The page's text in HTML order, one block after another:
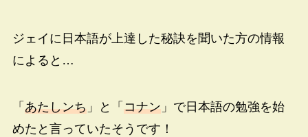
ジェイに日本語が上達した秘訣を聞いた方の情報
によると…
「 あたしンち」と「 コナン」で日本語の勉強を始
めたと言っていたそうです！